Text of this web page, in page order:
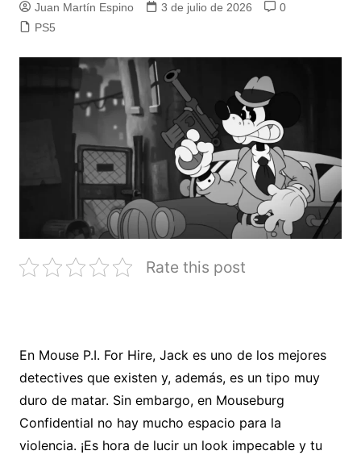
Juan Martín Espino 3 de julio de 2026
0
PS5
Rate this post
En Mouse P.I. For Hire, Jack es uno de los mejores
detectives que existen y, además, es un tipo muy
duro de matar. Sin embargo, en Mouseburg
Confidential no hay mucho espacio para la
violencia. ¡Es hora de lucir un look impecable y tu